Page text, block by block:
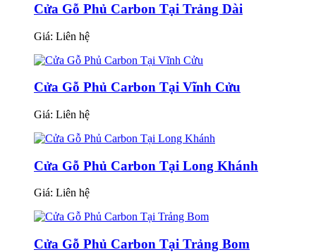
Cửa Gỗ Phủ Carbon Tại Trảng Dài
Giá: Liên hệ
Cửa Gỗ Phủ Carbon Tại Vĩnh Cửu
Giá: Liên hệ
Cửa Gỗ Phủ Carbon Tại Long Khánh
Giá: Liên hệ
Cửa Gỗ Phủ Carbon Tại Trảng Bom